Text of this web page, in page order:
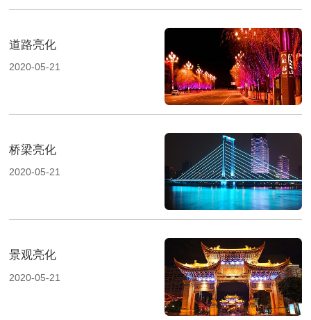
道路亮化
2020-05-21
桥梁亮化
2020-05-21
景观亮化
2020-05-21